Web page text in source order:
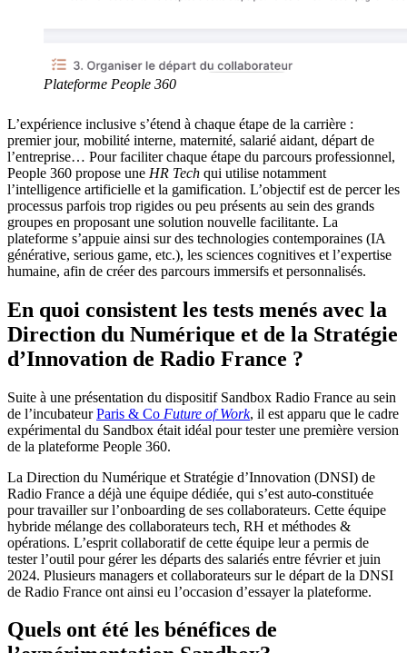
Plateforme People 360
L’expérience inclusive s’étend à chaque étape de la carrière :
premier jour, mobilité interne, maternité, salarié aidant, départ de
l’entreprise… Pour faciliter chaque étape du parcours professionnel,
People 360 propose une HR Tech qui utilise notamment
l’intelligence artificielle et la gamification. L’objectif est de percer les
processus parfois trop rigides ou peu présents au sein des grands
groupes en proposant une solution nouvelle facilitante. La
plateforme s’appuie ainsi sur des technologies contemporaines (IA
générative, serious game, etc.), les sciences cognitives et l’expertise
humaine, afin de créer des parcours immersifs et personnalisés.
En quoi consistent les tests menés avec la
Direction du Numérique et de la Stratégie
d’Innovation de Radio France ?
Suite à une présentation du dispositif Sandbox Radio France au sein
de l’incubateurParis & Co Future of Work, il est apparu que le cadre
expérimental du Sandbox était idéal pour tester une première version
de la plateforme People 360.
La Direction du Numérique et Stratégie d’Innovation (DNSI) de
Radio France a déjà une équipe dédiée, qui s’est auto-constituée
pour travailler sur l’onboarding de ses collaborateurs. Cette équipe
hybride mélange des collaborateurs tech, RH et méthodes &
opérations. L’esprit collaboratif de cette équipe leur a permis de
tester l’outil pour gérer les départs des salariés entre février et juin
2024. Plusieurs managers et collaborateurs sur le départ de la DNSI
de Radio France ont ainsi eu l’occasion d’essayer la plateforme.
Quels ont été les bénéfices de